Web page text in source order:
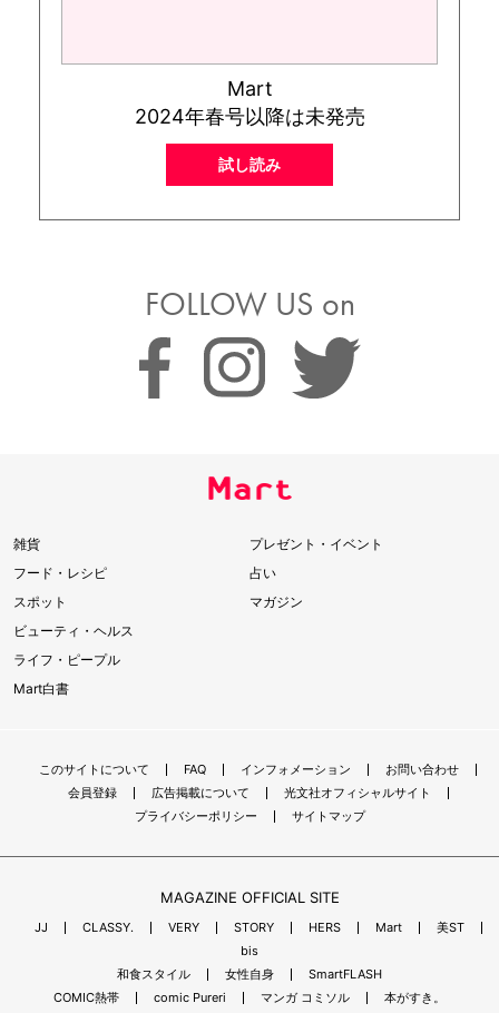
Mart
2024年春号以降は未発売
試し読み
FOLLOW US on
雑貨
フード・レシピ
スポット
ビューティ・ヘルス
ライフ・ピープル
Mart白書
プレゼント・イベント
占い
マガジン
このサイトについて FAQ インフォメーション
お問い合わせ
会員登録
広告掲載について
光文社オフィシャルサイト
プライバシーポリシー
サイトマップ
MAGAZINE OFFICIAL SITE
JJ CLASSY. VERY STORY HERS Mart
美ST
bis
和食スタイル
女性自身
SmartFLASH
COMIC熱帯
comic Pureri マンガ コミソル
本がすき。